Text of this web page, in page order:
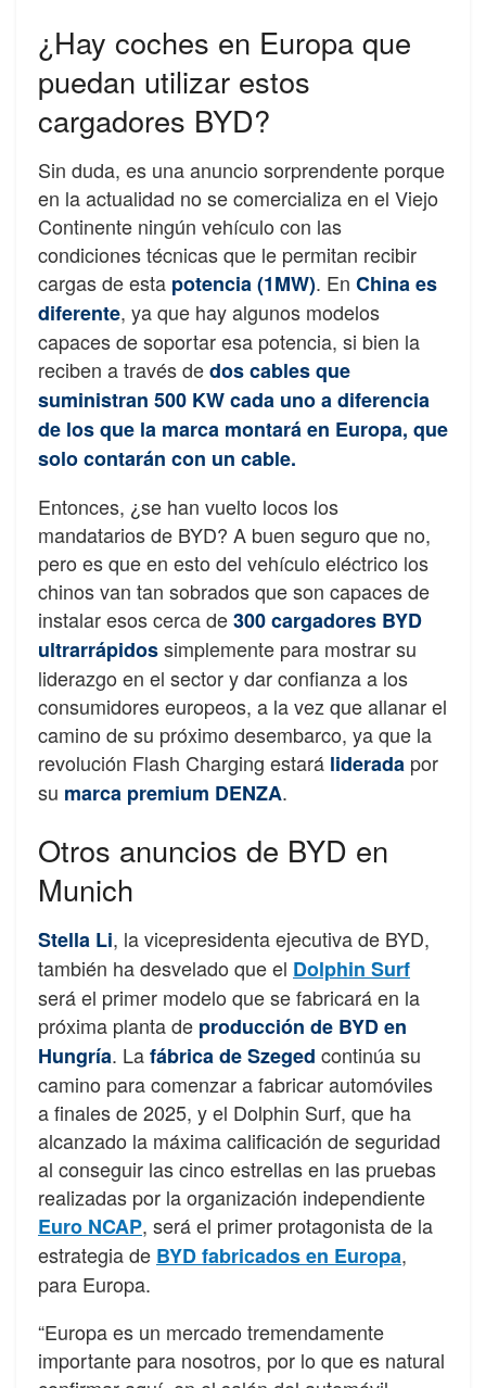
¿Hay coches en Europa que
puedan utilizar estos
cargadores BYD?
Sin duda, es una anuncio sorprendente porque
en la actualidad no se comercializa en el Viejo
Continente ningún vehículo con las
condiciones técnicas que le permitan recibir
cargas de esta potencia (1MW). En China es
diferente, ya que hay algunos modelos
capaces de soportar esa potencia, si bien la
reciben a través dedos cables que
suministran 500 KW cada uno a diferencia
de los que la marca montará en Europa, que
solo contarán con un cable.
Entonces, ¿se han vuelto locos los
mandatarios de BYD? A buen seguro que no,
pero es que en esto del vehículo eléctrico los
chinos van tan sobrados que son capaces de
instalar esos cerca de300 cargadores BYD
ultrarrápidossimplemente para mostrar su
liderazgo en el sector y dar confianza a los
consumidores europeos, a la vez que allanar el
camino de su próximo desembarco, ya que la
revolución Flash Charging estará liderada por
su marca premium DENZA.
Otros anuncios de BYD en
Munich
Stella Li, la vicepresidenta ejecutiva de BYD,
también ha desvelado que el Dolphin Surf
será el primer modelo que se fabricará en la
próxima planta de producción de BYD en
Hungría. Lafábrica de Szeged continúa su
camino para comenzar a fabricar automóviles
a finales de 2025, y el Dolphin Surf, que ha
alcanzado la máxima calificación de seguridad
al conseguir las cinco estrellas en las pruebas
realizadas por la organización independiente
Euro NCAP, será el primer protagonista de la
estrategia de BYD fabricados en Europa,
para Europa.
“Europa es un mercado tremendamente
importante para nosotros, por lo que es natural